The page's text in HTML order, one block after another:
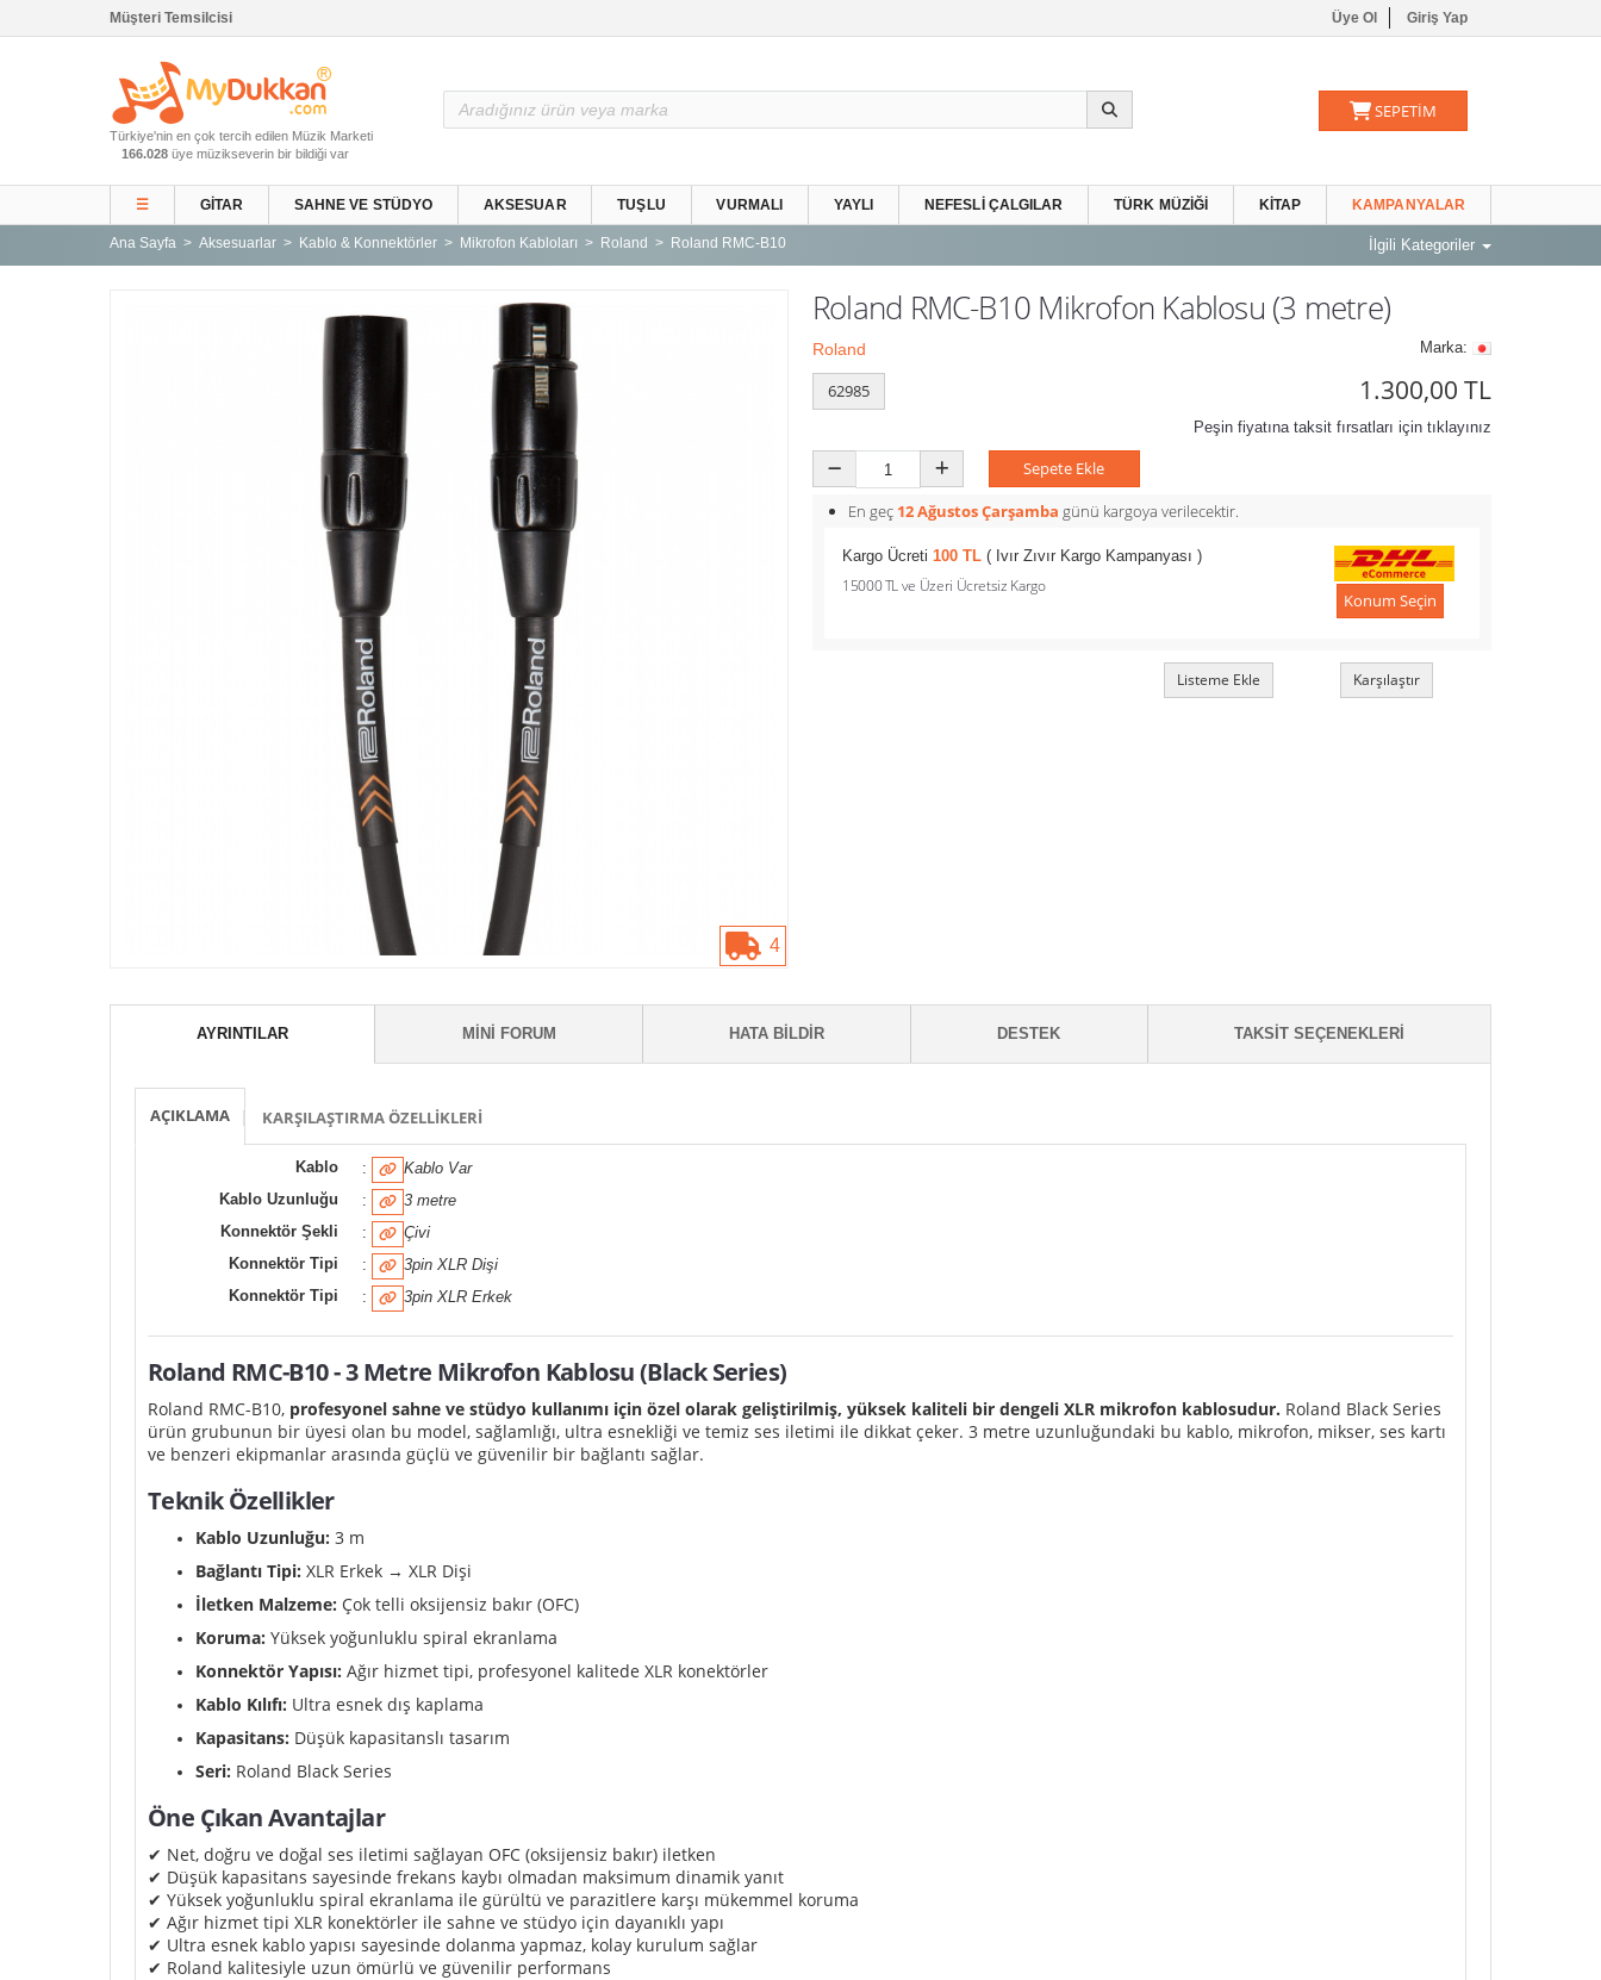
Müşteri Temsilcisi Üye Ol Giriş Yap
Gitar ve Ekipmanları
Sahne ve Stüdyo
Aksesuarlar
Türkiye'nin en çok tercih edilen Müzik Marketi
166.028 üye müzikseverin bir bildiği var
SEPETİM
☰ GITAR SAHNE VE STÜDYO AKSESUAR TUŞLU VURMALI YAYLI NEFESLI ÇALGILAR TÜRK MÜZIĞI KITAP KAMPANYALAR
Ana Sayfa Aksesuarlar Kablo & Konnektörler Mikrofon Kabloları Roland Roland RMC-B10 İlgili Kategoriler
4
Roland RMC-B10 Mikrofon Kablosu (3 metre)
Roland Marka:
62985 1.300,00 TL
Peşin fiyatına taksit fırsatları için tıklayınız
Sepete Ekle
En geç 12 Ağustos Çarşamba günü kargoya verilecektir.
Kargo Ücreti 100 TL ( Ivır Zıvır Kargo Kampanyası )
15000 TL ve Üzeri Ücretsiz Kargo
Konum Seçin
Listeme Ekle Karşılaştır
AYRINTILAR MINI FORUM HATA BILDIR DESTEK TAKSIT SEÇENEKLERI
AÇIKLAMA KARŞILAŞTIRMA ÖZELLIKLERI
Kablo :
Kablo Var
Kablo Uzunluğu
:
3 metre
Konnektör Şekli
:
Çivi
Konnektör Tipi
:
3pin XLR Dişi
Konnektör Tipi
: 3pin XLR Erkek
Roland RMC-B10 - 3 Metre Mikrofon Kablosu (Black Series)
Roland RMC-B10, profesyonel sahne ve stüdyo kullanımı için özel olarak geliştirilmiş, yüksek kaliteli bir dengeli XLR mikrofon kablosudur. Roland Black Series
ürün grubunun bir üyesi olan bu model, sağlamlığı, ultra esnekliği ve temiz ses iletimi ile dikkat çeker. 3 metre uzunluğundaki bu kablo, mikrofon, mikser, ses kartı
ve benzeri ekipmanlar arasında güçlü ve güvenilir bir bağlantı sağlar.
Teknik Özellikler
Kablo Uzunluğu: 3 m
Bağlantı Tipi: XLR Erkek → XLR Dişi
İletken Malzeme: Çok telli oksijensiz bakır (OFC)
Koruma: Yüksek yoğunluklu spiral ekranlama
Konnektör Yapısı: Ağır hizmet tipi, profesyonel kalitede XLR konektörler
Kablo Kılıfı: Ultra esnek dış kaplama
Kapasitans: Düşük kapasitanslı tasarım
Seri: Roland Black Series
Öne Çıkan Avantajlar
✔ Net, doğru ve doğal ses iletimi sağlayan OFC (oksijensiz bakır) iletken
✔ Düşük kapasitans sayesinde frekans kaybı olmadan maksimum dinamik yanıt
✔ Yüksek yoğunluklu spiral ekranlama ile gürültü ve parazitlere karşı mükemmel koruma
✔ Ağır hizmet tipi XLR konektörler ile sahne ve stüdyo için dayanıklı yapı
✔ Ultra esnek kablo yapısı sayesinde dolanma yapmaz, kolay kurulum sağlar
✔ Roland kalitesiyle uzun ömürlü ve güvenilir performans